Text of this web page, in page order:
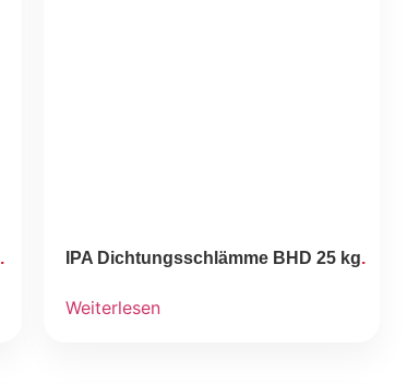
IPA Dichtungsschlämme BHD 25 kg
Weiterlesen